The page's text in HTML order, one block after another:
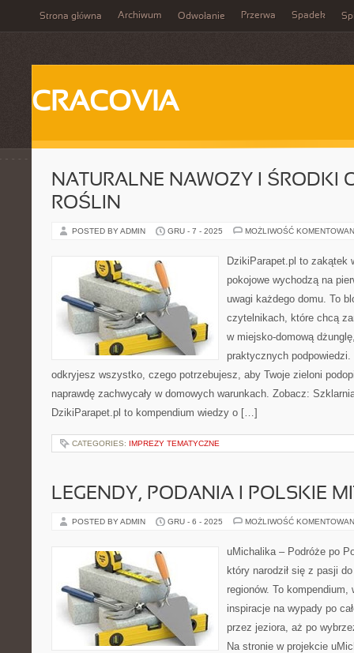
Strona główna Archiwum Odwołanie Przerwa Spadek
CRACOVIA
NATURALNE NAWOZY I ŚRODKI
ROŚLIN
POSTED BY ADMIN GRU - 7 - 2025 MOŻLIWOŚĆ
DzikiParapet.pl to zakątek
pokojowe wychodzą na
uwagi każdego domu. To
czytelnikach, które chcą
w miejsko-domową
praktycznych
odkryjesz wszystko, czego potrzebujesz, aby Twoje zieloni
naprawdę zachwycały w domowych warunkach. Zobacz:
DzikiParapet.pl to kompendium wiedzy o […]
CATEGORIES: IMPREZY TEMATYCZNE
LEGENDY, PODANIA I POLSKIE
POSTED BY ADMIN GRU - 6 - 2025 MOŻLIWOŚĆ
uMichalika – Podróże po
który narodził się z pasji
regionów. To
inspiracje na wypady po
przez jeziora, aż po
Na stronie w projekcie